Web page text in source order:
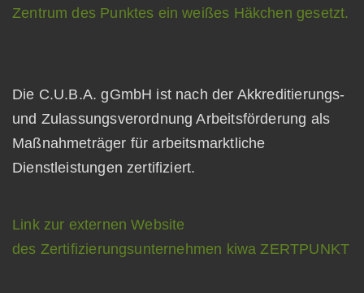
Die C.U.B.A. gGmbH ist nach der Akkreditierungs-
und Zulassungsverordnung Arbeitsförderung als
Maßnahmeträger für arbeitsmarktliche
Dienstleistungen zertifiziert.
Link zur externen Website
des Zertifizierungsunternehmen kiwa ZERTPUNKT